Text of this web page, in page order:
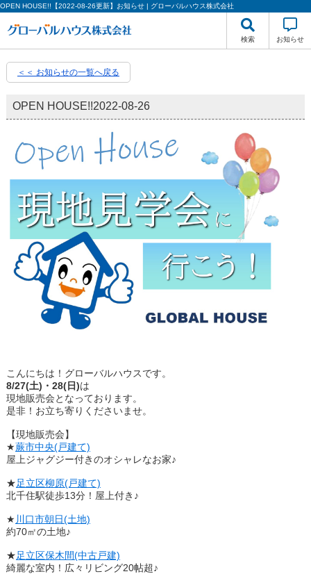
OPEN HOUSE!!【2022-08-26更新】お知らせ | グローバルハウス株式会社
検索 お知らせ
＜＜ お知らせの一覧へ戻る
OPEN HOUSE!!2022-08-26
こんにちは！グローバルハウスです。
8/27(土)・28(日)は
現地販売会となっております。
是非！お立ち寄りくださいませ。
【現地販売会】
★蕨市中央(戸建て)
屋上ジャグジー付きのオシャレなお家♪
★足立区柳原(戸建て)
北千住駅徒歩13分！屋上付き♪
★ 川口市朝日(土地)
約70㎡の土地♪
★足立区保木間(中古戸建)
綺麗な室内！広々リビング20帖超♪